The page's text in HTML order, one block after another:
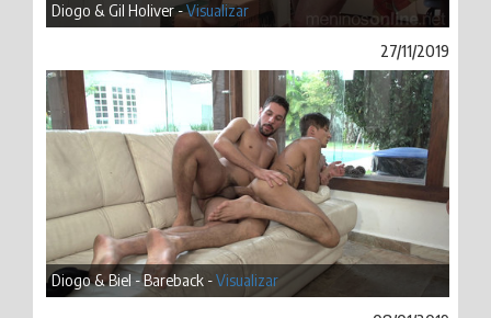
Diogo & Gil Holiver -Visualizar
27/11/2019
Diogo & Biel - Bareback -Visualizar